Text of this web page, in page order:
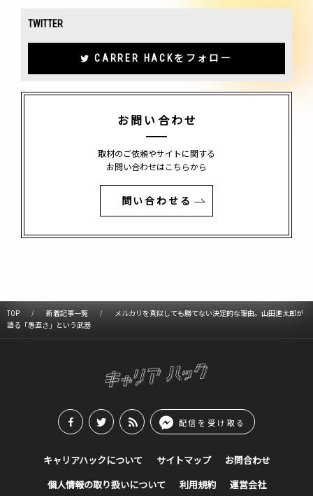
TWITTER
CARRER HACKをフォロー
お問い合わせ
取材のご依頼やサイトに関する
お問い合わせはこちらから
問い合わせる
TOP 新着記事一覧
メルカリを真似しても勝てない決定的な理由。山田進太郎が
語る「愚直さ」という武器
配信を受け取る
キャリアハックについて サイトマップ お問合わせ
個人情報の取り扱いについて 利用規約 運営会社